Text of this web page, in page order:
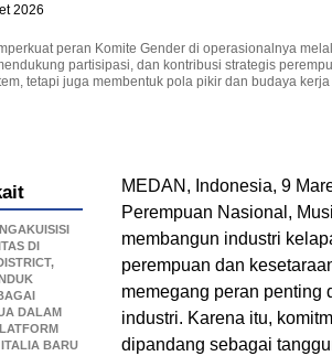
2026
peran Komite Gender di operasionalnya
partisipasi, dan kontribusi strategis
tetapi juga membentuk pola pikir dan budaya
MEDAN, Indonesia, 9
Perempuan Nasional,
membangun industri
perempuan dan
memegang peran penting
industri. Karena itu,
dipandang sebagai
DI
DALAM
ITALIA BARU